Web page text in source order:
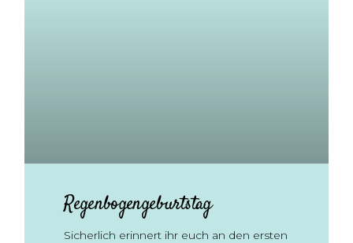
Regenbogengeburtstag
Sicherlich erinnert ihr euch an den ersten